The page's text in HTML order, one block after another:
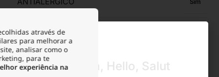
Sim
RESISTENTE À ÁGUA
RESISTENTE À TRANSPIRAÇÃO
através de
para melhorar a
analisar como o
para te
experiência naOlá, Hola, Hello, Salut